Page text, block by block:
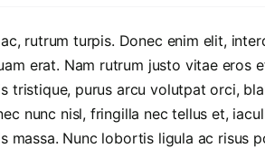
rutrum turpis. Donec enim elit,
erat. Nam rutrum justo vitae eros
tristique, purus arcu volutpat orci,
nunc nisl, fringilla nec tellus et,
massa. Nunc lobortis ligula ac risus